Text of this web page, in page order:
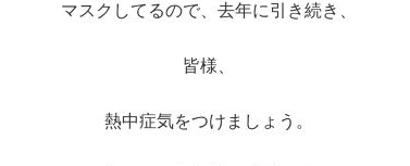
マスクしてるので、去年に引き続き、
皆様、
熱中症気をつけましょう。